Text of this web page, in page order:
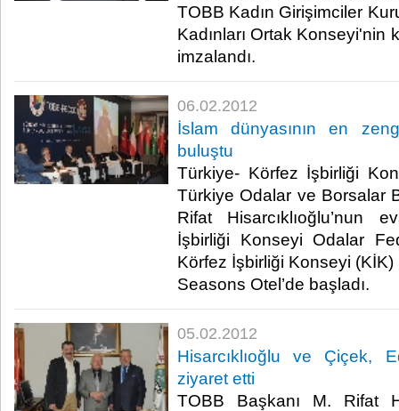
TOBB Kadın Girişimciler
Kadınları Ortak Konseyi'nin
imzalandı. ​ ​
06.02.2012
İslam dünyasının en
buluştu
Türkiye- Körfez İşbirliği
Türkiye Odalar ve Borsalar
Rifat Hisarcıklıoğlu’nun
İşbirliği Konseyi Odalar
Körfez İşbirliği Konseyi
Seasons Otel’de başladı.​ ​
05.02.2012
Hisarcıklıoğlu ve Çiçek,
ziyaret etti
TOBB Başkanı M. Rifat